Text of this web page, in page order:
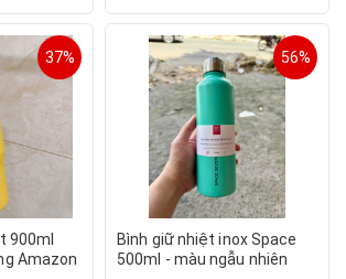
37%
900ml
Amazon
56%
Bình giữ nhiệt inox Space
500ml - màu ngẫu nhiên